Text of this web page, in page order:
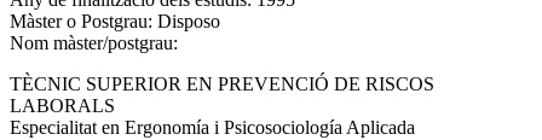
Màster o Postgrau: Disposo
Nom màster/postgrau:
TÈCNIC SUPERIOR EN PREVENCIÓ DE RISCOS
LABORALS
Especialitat en Ergonomía i Psicosociología Aplicada